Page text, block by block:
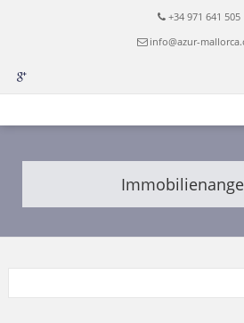
+34 971 641 505
info@azur-